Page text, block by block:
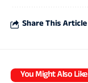
Share This Article
You Might Also Like